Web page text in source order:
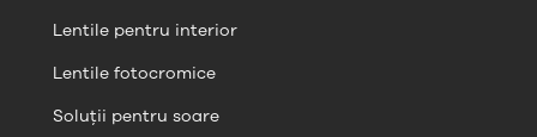
Lentile pentru interior
Lentile fotocromice
Soluții pentru soare